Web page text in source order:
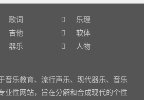
歌词
乐理
吉他
软体
器乐 人物
音乐教育、流行声乐、现代器乐、音乐
业性网站，旨在分解和合成现代的个性